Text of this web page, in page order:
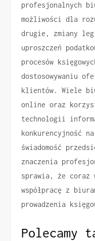
profesjonalnych
możliwości dla
drugie, zmiany
uproszczeń
procesów
dostosowywaniu
klientów. Wiele
online oraz
technologii
konkurencyjność
świadomość
znaczenia
sprawia, że
współpracę z
prowadzenia
Polecamy